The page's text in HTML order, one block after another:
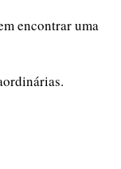
encontrar uma